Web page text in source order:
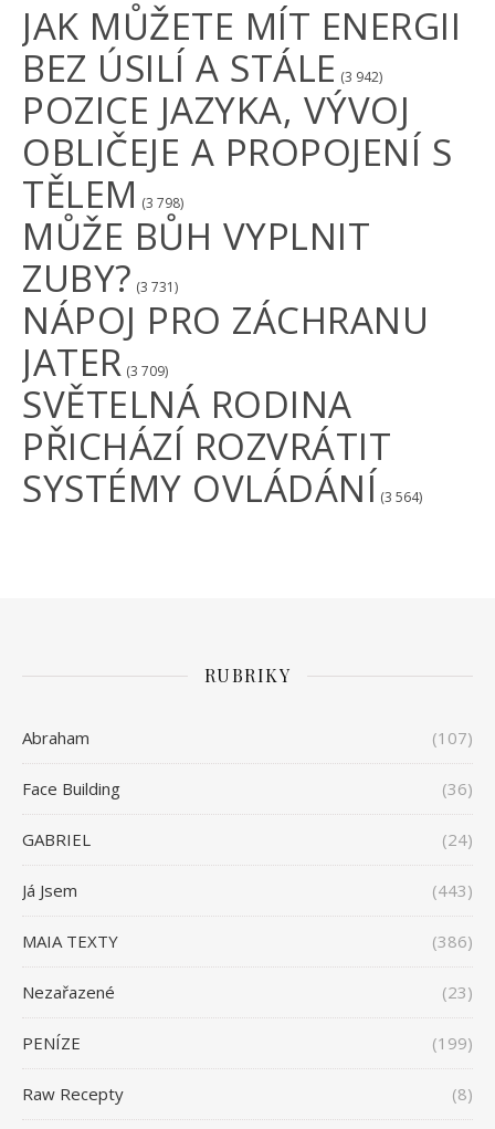
JAK MŮŽETE MÍT ENERGII
BEZ ÚSILÍ A STÁLE (3 942)
POZICE JAZYKA, VÝVOJ
OBLIČEJE A PROPOJENÍ S
TĚLEM (3 798)
MŮŽE BŮH VYPLNIT
ZUBY? (3 731)
NÁPOJ PRO ZÁCHRANU
JATER (3 709)
SVĚTELNÁ RODINA
PŘICHÁZÍ ROZVRÁTIT
SYSTÉMY OVLÁDÁNÍ (3 564)
RUBRIKY
Abraham (107)
Face Building (36)
GABRIEL (24)
Já Jsem (443)
MAIA TEXTY (386)
Nezařazené (23)
PENÍZE (199)
Raw Recepty (8)